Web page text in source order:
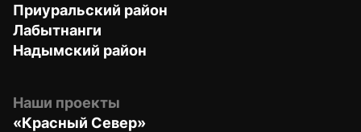
Приуральский район
Лабытнанги
Надымский район
Наши проекты
«Красный Север»